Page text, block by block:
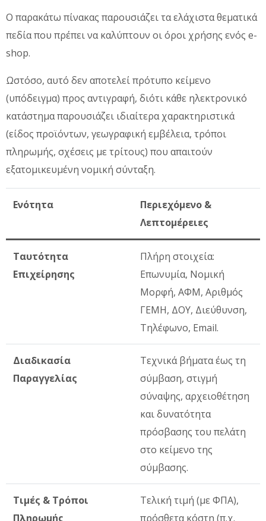
Ο παρακάτω πίνακας παρουσιάζει τα ελάχιστα θεματικά
πεδία που πρέπει να καλύπτουν οι όροι χρήσης ενός e-
shop.
Ωστόσο, αυτό δεν αποτελεί πρότυπο κείμενο
(υπόδειγμα) προς αντιγραφή, διότι κάθε ηλεκτρονικό
κατάστημα παρουσιάζει ιδιαίτερα χαρακτηριστικά
(είδος προϊόντων, γεωγραφική εμβέλεια, τρόποι
πληρωμής, σχέσεις με τρίτους) που απαιτούν
εξατομικευμένη νομική σύνταξη.
Ενότητα
Περιεχόμενο &
Λεπτομέρειες
Ταυτότητα
Επιχείρησης
Πλήρη στοιχεία:
Επωνυμία, Νομική
Μορφή, ΑΦΜ, Αριθμός
ΓΕΜΗ, ΔΟΥ, Διεύθυνση,
Τηλέφωνο, Email.
Διαδικασία
Παραγγελίας
Τεχνικά βήματα έως τη
σύμβαση, στιγμή
σύναψης, αρχειοθέτηση
και δυνατότητα
πρόσβασης του πελάτη
στο κείμενο της
σύμβασης.
Τιμές & Τρόποι
Πληρωμής
Τελική τιμή (με ΦΠΑ),
πρόσθετα κόστη (π.χ.